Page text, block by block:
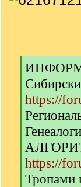
[
q
]
https://
https://
Тропами